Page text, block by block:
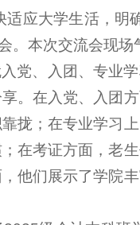
适应大学生活，明
。本次交流会现
党、入团、专业
。在入党、入团
拢；在专业学习
在考证方面，老
他们展示了学院